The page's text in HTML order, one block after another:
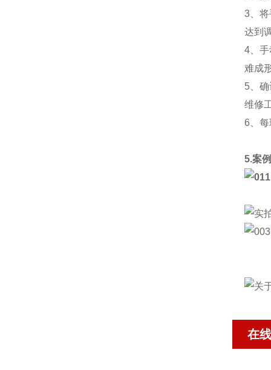
3、
达到
4、
难成
5、
维修
6、
5.案
在